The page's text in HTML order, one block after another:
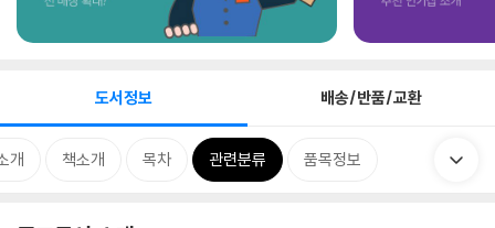
도서정보 배송/반품/교환
개 책소개 목차 관련분류 품목정보